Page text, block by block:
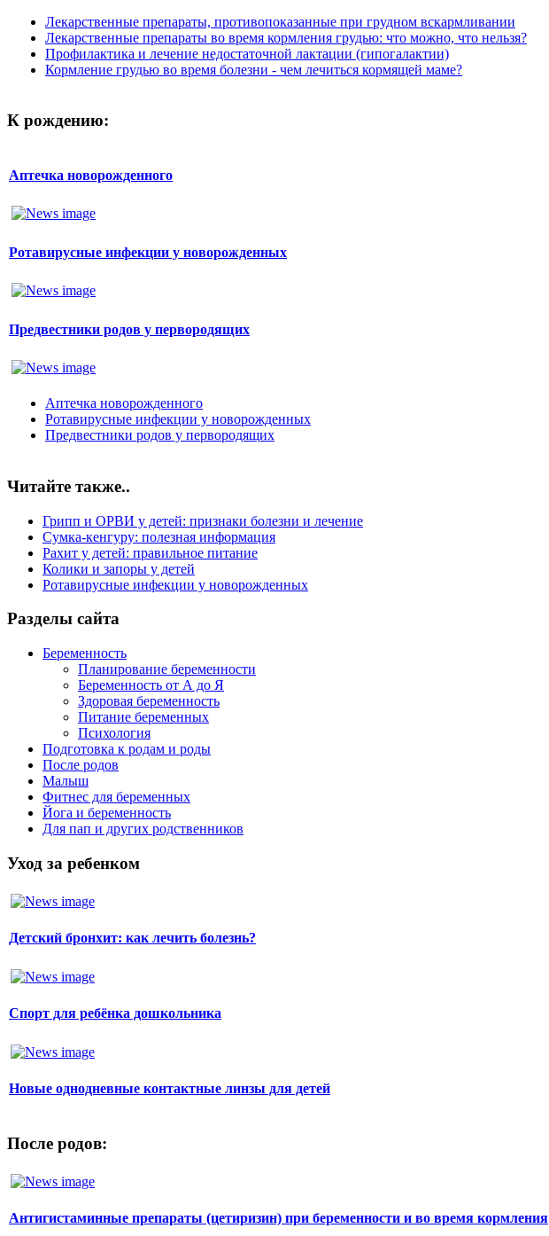
Лекарственные препараты, противопоказанные при грудном вскармливании
Лекарственные препараты во время кормления грудью: что можно, что нельзя?
Профилактика и лечение недостаточной лактации (гипогалактии)
Кормление грудью во время болезни - чем лечиться кормящей маме?
К рождению:
Аптечка новорожденного
Ротавирусные инфекции у новорожденных
Предвестники родов у первородящих
Аптечка новорожденного
Ротавирусные инфекции у новорожденных
Предвестники родов у первородящих
Читайте также..
Грипп и ОРВИ у детей: признаки болезни и лечение
Сумка-кенгуру: полезная информация
Рахит у детей: правильное питание
Колики и запоры у детей
Ротавирусные инфекции у новорожденных
Разделы сайта
Беременность
Планирование беременности
Беременность от А до Я
Здоровая беременность
Питание беременных
Психология
Подготовка к родам и роды
После родов
Малыш
Фитнес для беременных
Йога и беременность
Для пап и других родственников
Уход за ребенком
Детский бронхит: как лечить болезнь?
Спорт для ребёнка дошкольника
Новые однодневные контактные линзы для детей
После родов:
Антигистаминные препараты (цетиризин) при беременности и во время кормления